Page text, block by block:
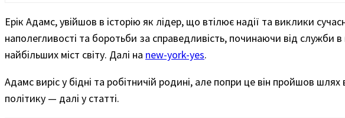
Ерік Адамс, увійшов в історію як лідер, що втілює надії та виклики
наполегливості та боротьби за справедливість, починаючи від служби
найбільших міст світу. Далі на new-york-yes.
Адамс виріс у бідні та робітничій родині, але попри це він пройшов
політику — далі у статті.